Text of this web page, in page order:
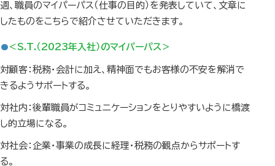
週、職員のマイパーパス（仕事の目的）を発表していて、文章に
したものをこちらで紹介させていただきます。
＜S.T.（2023年入社）のマイパーパス＞
対顧客：税務・会計に加え、精神面でもお客様の不安を解消で
きるようサポートする。
対社内：後輩職員がコミュニケーションをとりやすいように橋渡
し的立場になる。
対社会：企業・事業の成長に経理・税務の観点からサポートす
る。